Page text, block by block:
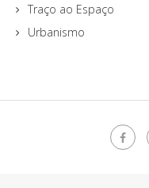
Traço ao Espaço
Urbanismo